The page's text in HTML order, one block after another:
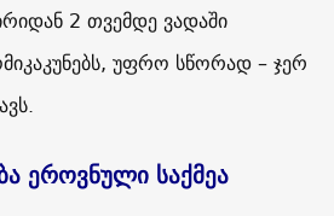
2 თვემდე ვადაში
უფრო სწორად – ჯერ
ეროვნული საქმეა